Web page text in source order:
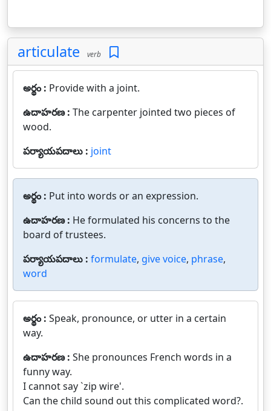
articulate verb
అర్థం : Provide with a joint.
ఉదాహరణ : The carpenter jointed two pieces of
wood.
పర్యాయపదాలు : joint
అర్థం : Put into words or an expression.
ఉదాహరణ : He formulated his concerns to the
board of trustees.
పర్యాయపదాలు : formulate, give voice, phrase,
word
అర్థం : Speak, pronounce, or utter in a certain
way.
ఉదాహరణ : She pronounces French words in a
funny way.
I cannot say `zip wire'.
Can the child sound out this complicated word?.